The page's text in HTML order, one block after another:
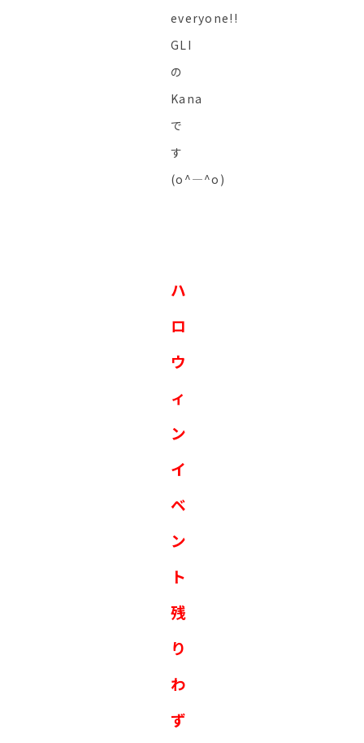
everyone!!
GLI
の
Kana
で
す
(o^―^o)
ハ
ロ
ウ
ィ
ン
イ
ベ
ン
ト
残
り
わ
ず